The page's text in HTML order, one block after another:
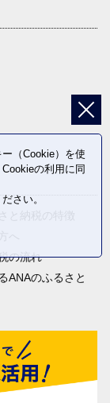
と納税の特徴
へ
の流れ
ANAのふるさと
（Cookie）を使
の利用に同
さい。